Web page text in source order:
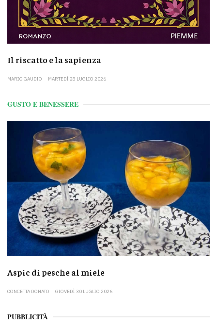
Il riscatto e la sapienza
MARIO GAUDIO MARTEDÌ 28 LUGLIO 2026
GUSTO E BENESSERE
Aspic di pesche al miele
CONCETTA DONATO GIOVEDÌ 30 LUGLIO 2026
PUBBLICITÀ